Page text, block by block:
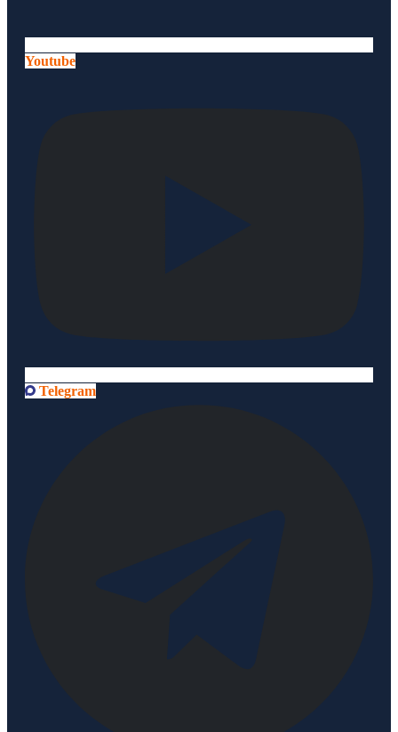
Youtube
Telegram